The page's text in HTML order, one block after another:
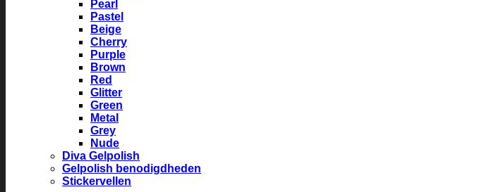
Pearl
Pastel
Beige
Cherry
Purple
Brown
Red
Glitter
Green
Metal
Grey
Nude
Diva Gelpolish
Gelpolish benodigdheden
Stickervellen